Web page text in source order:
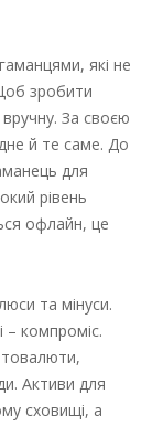
які не
зробити
вручну. За своєю
й те саме. До
для
рівень
офлайн, це
та мінуси.
– компроміс.
Активи для
сховищі, а